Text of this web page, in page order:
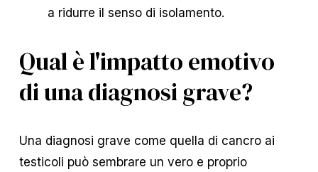
a ridurre il senso di isolamento.
Qual è l'impatto emotivo
di una diagnosi grave?
Una diagnosi grave come quella di cancro ai
testicoli può sembrare un vero e proprio